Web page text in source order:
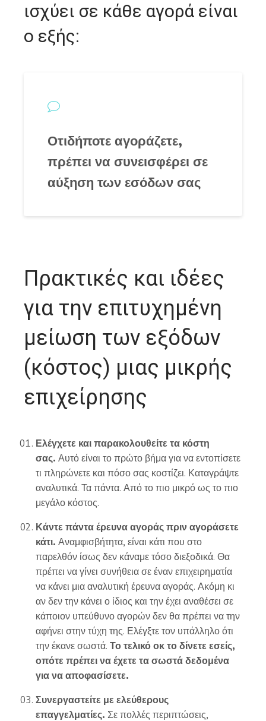
ισχύει σε κάθε αγορά είναι
ο εξής:
Οτιδήποτε αγοράζετε,
πρέπει να συνεισφέρει σε
αύξηση των εσόδων σας
Πρακτικές και ιδέες
για την επιτυχημένη
μείωση των εξόδων
(κόστος) μιας μικρής
επιχείρησης
Ελέγχετε και παρακολουθείτε τα κόστη
σας. Αυτό είναι το πρώτο βήμα για να εντοπίσετε
τι πληρώνετε και πόσο σας κοστίζει. Καταγράψτε
αναλυτικά. Τα πάντα. Από το πιο μικρό ως το πιο
μεγάλο κόστος.
Κάντε πάντα έρευνα αγοράς πριν αγοράσετε
κάτι. Αναμφισβήτητα, είναι κάτι που στο
παρελθόν ίσως δεν κάναμε τόσο διεξοδικά. Θα
πρέπει να γίνει συνήθεια σε έναν επιχειρηματία
να κάνει μια αναλυτική έρευνα αγοράς. Ακόμη κι
αν δεν την κάνει ο ίδιος και την έχει αναθέσει σε
κάποιον υπεύθυνο αγορών δεν θα πρέπει να την
αφήνει στην τύχη της. Ελέγξτε τον υπάλληλο ότι
την έκανε σωστά. Το τελικό οκ το δίνετε εσείς,
οπότε πρέπει να έχετε τα σωστά δεδομένα
για να αποφασίσετε.
Συνεργαστείτε με ελεύθερους
επαγγελματίες. Σε πολλές περιπτώσεις,